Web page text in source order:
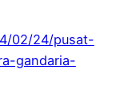
02/24/pusat-
gandaria-